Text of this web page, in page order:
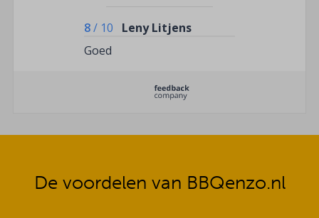
8/ 10
Leny Litjens
Goed
De voordelen van BBQenzo.nl